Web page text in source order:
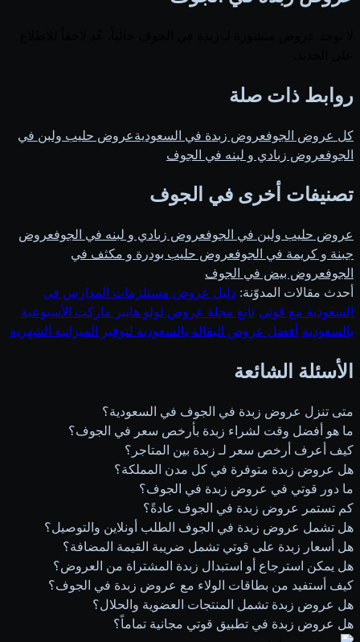
روابط ذات صلة
كل عروض الجوفعروض زبدة في السعوديةعروض حليب ولبن في
الجوفعروض زبادي و لبنه في الجوف
تصنيفات أخرى في الجوف
عروض حليب ولبن في الجوفعروض زبادي و لبنه في الجوفعروض
جبنة و كريمة في الجوفعروض حليب بودرة و مكثف في
الجوفعروض بيض في الجوف
أحدث مقالات المدوّنة: دليل عروض مستلزمات المدارس في
السعودية مع قوتي تابع مجلة عروض لولو هايبر ماركت الأسبوعية
بالسعودية
أفضل عروض البقالة بالسعودية لتوفير الميزانية الشهرية
الأسئلة الشائعة
متى تنزل عروض زبدة في الجوف في السعودية؟
ما هو أفضل وقت لشراء زبدة بأرخص سعر في الجوف؟
كيف أعرف أرخص سعر لـ زبدة بين المتاجر؟
هل عروض زبدة متوفرة في كل مدن المملكة؟
ما دور قوتي في عروض زبدة في الجوف؟
كم تستمر عروض زبدة في الجوف عادةً؟
هل تشمل عروض زبدة في الجوف الطلب أونلاين والتوصيل؟
هل أسعار زبدة على قوتي تشمل ضريبة القيمة المضافة؟
هل يمكن استرجاع أو استبدال زبدة المشتراة من العروض؟
كيف أستفيد من بطاقات الولاء مع عروض زبدة في الجوف؟
هل عروض زبدة تشمل المنتجات العضوية والحلال؟
هل عروض زبدة في تطبيق قوتي مجانية تماماً؟